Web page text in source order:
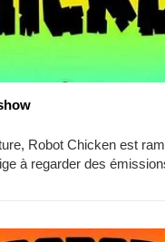
Robot Chicken est
à regarder des